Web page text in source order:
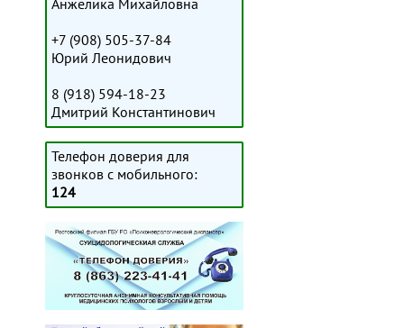
Анжелика Михайловна
+7 (908) 505-37-84
Юрий Леонидович
8 (918) 594-18-23
Дмитрий Константинович
Телефон доверия для
звонков с мобильного:
124